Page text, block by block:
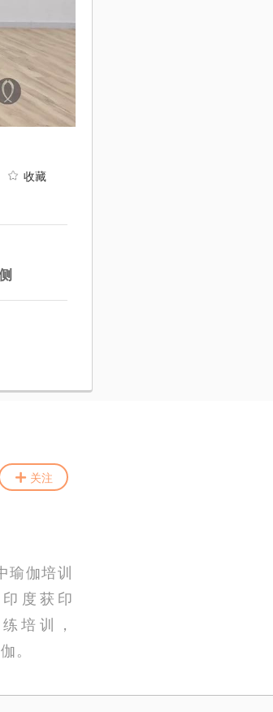
收藏
关注
瑜伽培训
度获印
培训，
。